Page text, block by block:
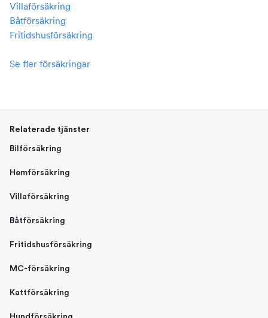
Villaförsäkring
Båtförsäkring
Fritidshusförsäkring
Se fler försäkringar
Relaterade tjänster
Bilförsäkring
Hemförsäkring
Villaförsäkring
Båtförsäkring
Fritidshusförsäkring
MC-försäkring
Kattförsäkring